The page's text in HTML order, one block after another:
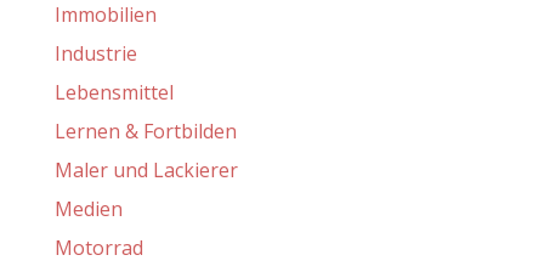
Immobilien
Industrie
Lebensmittel
Lernen & Fortbilden
Maler und Lackierer
Medien
Motorrad